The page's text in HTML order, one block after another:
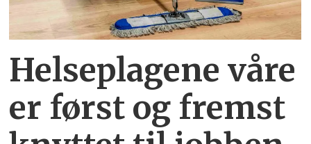
Helseplagene våre
er først og fremst